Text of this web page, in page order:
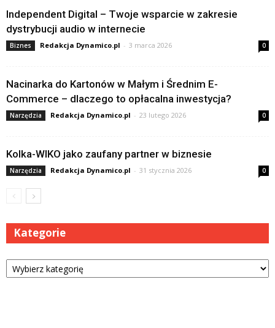
Independent Digital – Twoje wsparcie w zakresie
dystrybucji audio w internecie
Biznes Redakcja Dynamico.pl - 3 marca 2026 0
Nacinarka do Kartonów w Małym i Średnim E-
Commerce – dlaczego to opłacalna inwestycja?
Narzędzia Redakcja Dynamico.pl - 23 lutego 2026 0
Kolka-WIKO jako zaufany partner w biznesie
Narzędzia Redakcja Dynamico.pl - 31 stycznia 2026 0
Kategorie
Kategorie